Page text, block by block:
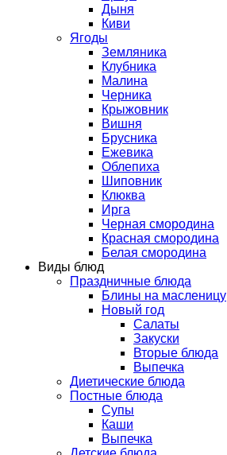
Дыня
Киви
Ягоды
Земляника
Клубника
Малина
Черника
Крыжовник
Вишня
Брусника
Ежевика
Облепиха
Шиповник
Клюква
Ирга
Черная смородина
Красная смородина
Белая смородина
Виды блюд
Праздничные блюда
Блины на масленицу
Новый год
Салаты
Закуски
Вторые блюда
Выпечка
Диетические блюда
Постные блюда
Супы
Каши
Выпечка